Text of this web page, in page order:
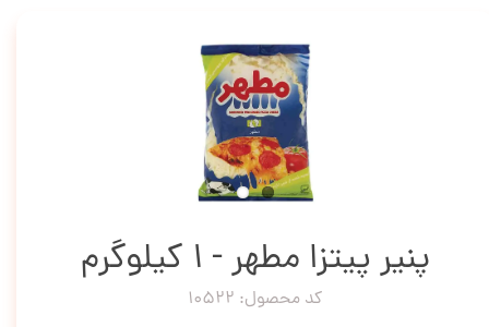
پنیر پیتزا مطهر - 1 کیلوگرم
کد محصول: 10522